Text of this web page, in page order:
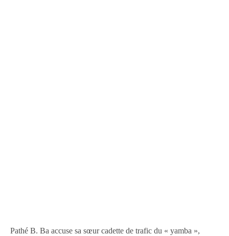
Pathé B. Ba accuse sa sœur cadette de trafic du « yamba »,